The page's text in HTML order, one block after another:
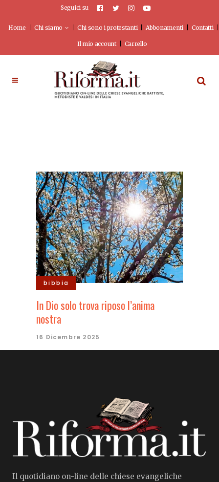
Seguici su
Home Chi siamo Chi sono i protestanti Abbonamenti Contatti
Il mio account Carrello
bibbia
In Dio solo trova riposo l’anima
nostra
16 Dicembre 2025
Il quotidiano on-line delle chiese evangeliche